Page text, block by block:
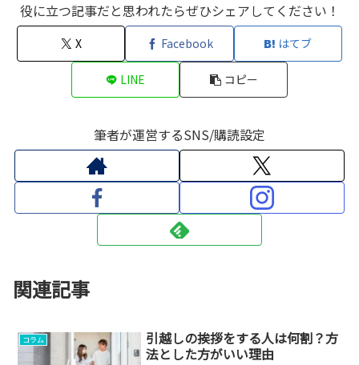
役に立つ記事だと思われたらぜひシェアしてください！
X Facebook はてブ
LINE コピー
筆者が運営するSNS/購読設定
関連記事
コラム
引越しの挨拶をする人は何割？方
法とした方がいい理由